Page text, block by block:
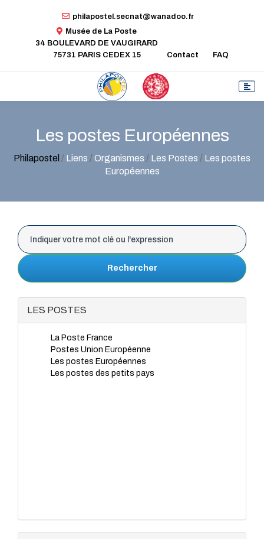
philapostel.secnat@wanadoo.fr
Musée de La Poste
34 BOULEVARD DE VAUGIRARD
75731 PARIS CEDEX 15
Contact FAQ
Les postes Européennes
Philapostel / Liens /Organismes / Les Postes / Les postes
Européennes
Rechercher
LES POSTES
La Poste France
Postes Union Européenne
Les postes Européennes
Les postes des petits pays